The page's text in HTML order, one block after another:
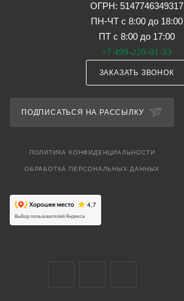
ОГРН: 5147746349317
ПН-ЧТ с 8:00 до 18:00
ПТ с 8:00 до 17:00
+7 499-220-01-33
ЗАКАЗАТЬ ЗВОНОК
ПОДПИСАТЬСЯ НА РАССЫЛКУ
ПОЛИТИКА КОНФИДЕНЦИАЛЬНОСТИ
ОБРАБОТКА ПЕРСОНАЛЬНЫХ ДАННЫХ